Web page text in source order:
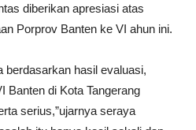
diberikan apresiasi atas
Porprov Banten ke VI ahun ini.
berdasarkan hasil evaluasi,
Banten di Kota Tangerang
serius,”ujarnya seraya